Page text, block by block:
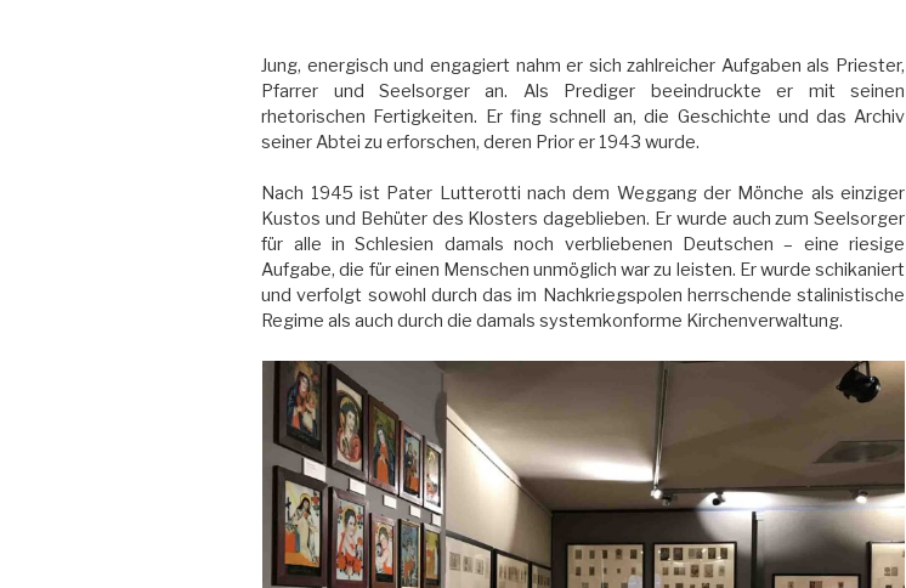
Jung, energisch und engagiert nahm er sich zahlreicher Aufgaben als Priester,
Pfarrer und Seelsorger an. Als Prediger beeindruckte er mit seinen
rhetorischen Fertigkeiten. Er fing schnell an, die Geschichte und das Archiv
seiner Abtei zu erforschen, deren Prior er 1943 wurde.
Nach 1945 ist Pater Lutterotti nach dem Weggang der Mönche als einziger
Kustos und Behüter des Klosters dageblieben. Er wurde auch zum Seelsorger
für alle in Schlesien damals noch verbliebenen Deutschen – eine riesige
Aufgabe, die für einen Menschen unmöglich war zu leisten. Er wurde schikaniert
und verfolgt sowohl durch das im Nachkriegspolen herrschende stalinistische
Regime als auch durch die damals systemkonforme Kirchenverwaltung.